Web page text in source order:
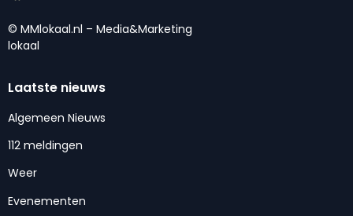
© MMlokaal.nl – Media&Marketing
lokaal
Laatste nieuws
Algemeen Nieuws
112 meldingen
Weer
Evenementen